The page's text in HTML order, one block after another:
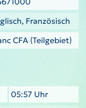
Französisch
CFA (Teilgebiet)
05:57 Uhr